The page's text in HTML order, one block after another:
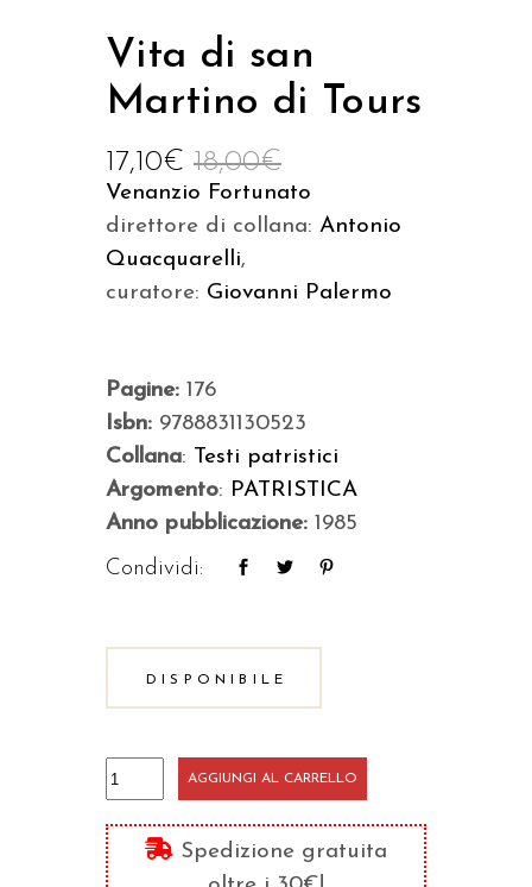
Vita di san
Martino di Tours
18,00€
17,10€
Venanzio Fortunato
direttore di collana: Antonio
Quacquarelli,
curatore: Giovanni Palermo
Pagine: 176
Isbn: 9788831130523
Collana: Testi patristici
Argomento: PATRISTICA
Anno pubblicazione: 1985
Condividi:
DISPONIBILE
Vita
di
san
Martino
AGGIUNGI AL CARRELLO
Spedizione gratuita